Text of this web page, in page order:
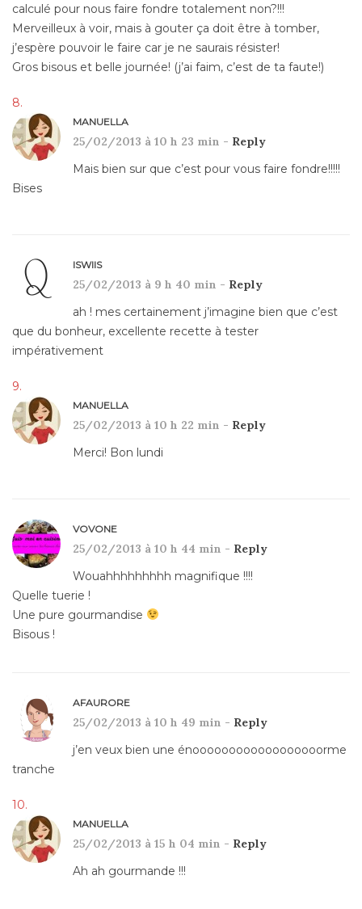
calculé pour nous faire fondre totalement non?!!!
Merveilleux à voir, mais à gouter ça doit être à tomber,
j’espère pouvoir le faire car je ne saurais résister!
Gros bisous et belle journée! (j’ai faim, c’est de ta faute!)
MANUELLA
25/02/2013 à 10 h 23 min - Reply
Mais bien sur que c’est pour vous faire fondre!!!!!
Bises
ISWIIS
25/02/2013 à 9 h 40 min - Reply
ah ! mes certainement j’imagine bien que c’est
que du bonheur, excellente recette à tester
impérativement
MANUELLA
25/02/2013 à 10 h 22 min - Reply
Merci! Bon lundi
VOVONE
25/02/2013 à 10 h 44 min - Reply
Wouahhhhhhhhh magnifique !!!!
Quelle tuerie !
Une pure gourmandise
Bisous !
AFAURORE
25/02/2013 à 10 h 49 min - Reply
j’en veux bien une énoooooooooooooooooorme
tranche
MANUELLA
25/02/2013 à 15 h 04 min - Reply
Ah ah gourmande !!!